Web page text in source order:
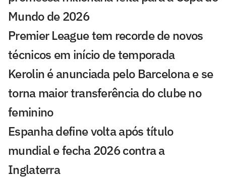
Mundo de 2026
Premier League tem recorde de novos
técnicos em início de temporada
Kerolin é anunciada pelo Barcelona e se
torna maior transferência do clube no
feminino
Espanha define volta após título
mundial e fecha 2026 contra a
Inglaterra